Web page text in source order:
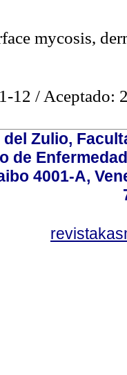
mycosis,
12 / Aceptado:
Zulio,
de
4001-A,